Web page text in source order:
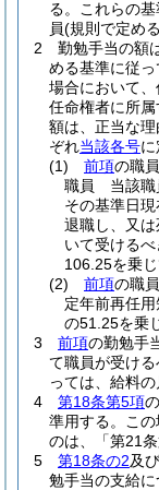
る。
これらの
員(規則で定め
2
勤勉手当の額
める基準に従っ
場合において
任命権者に所属
額は、正当な
ぞれ当該各号に
(1)
前項の職
職員 当該職
その基準日現
退職し、又は
いて受ける
106.25を乗
(2)
前項の職
定年前再任
の51.25を乗
3
前項の勤勉手
て職員が受け
っては、給料
4
第18条第5項
準用する。
この
のは、「第21
5
第18条の2及び
勉手当の支給に